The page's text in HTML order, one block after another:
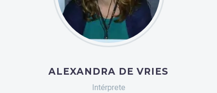
ALEXANDRA DE VRIES
Intérprete